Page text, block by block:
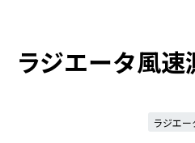
ラジエータ風
ラジエ